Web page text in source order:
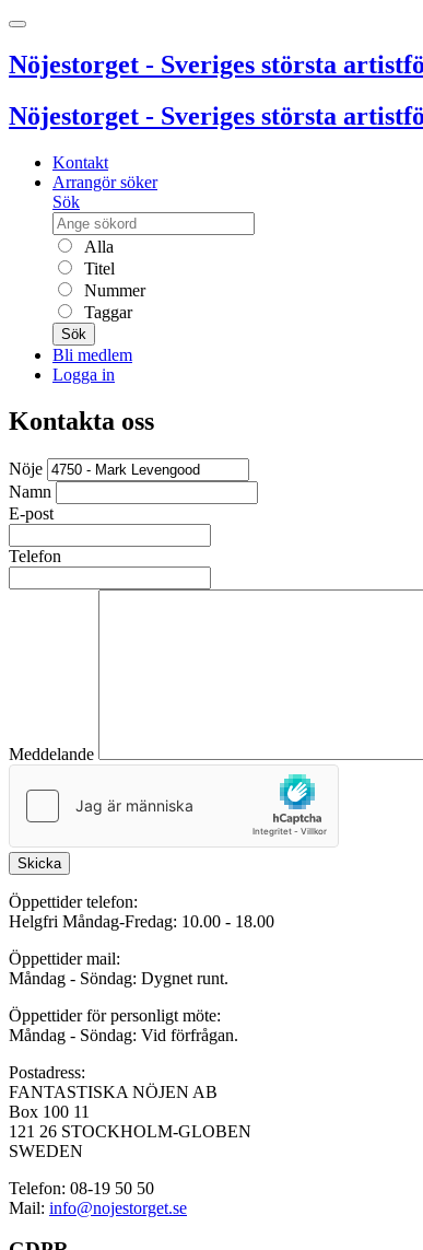
Nöjestorget - Sveriges största
Nöjestorget - Sveriges största
Kontakt
Arrangör söker
Sök
Alla
Titel
Nummer
Taggar
Sök
Bli medlem
Logga in
Kontakta oss
Nöje
Namn
E-post
Telefon
Meddelande
Skicka
Öppettider telefon:
Helgfri Måndag-Fredag: 10.00 - 18.00
Öppettider mail:
Måndag - Söndag: Dygnet runt.
Öppettider för personligt möte:
Måndag - Söndag: Vid förfrågan.
Postadress:
FANTASTISKA NÖJEN AB
Box 100 11
121 26 STOCKHOLM-GLOBEN
SWEDEN
Telefon: 08-19 50 50
Mail: info@nojestorget.se